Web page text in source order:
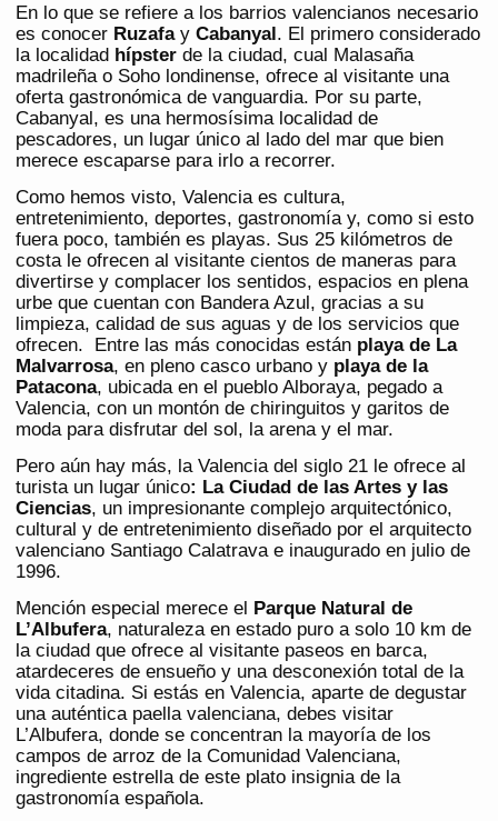
En lo que se refiere a los barrios valencianos necesario
es conocer Ruzafay Cabanyal. El primero considerado
la localidad hípster de la ciudad, cual Malasaña
madrileña o Soho londinense, ofrece al visitante una
oferta gastronómica de vanguardia. Por su parte,
Cabanyal, es una hermosísima localidad de
pescadores, un lugar único al lado del mar que bien
merece escaparse para irlo a recorrer.
Como hemos visto, Valencia es cultura,
entretenimiento, deportes, gastronomía y, como si esto
fuera poco, también es playas. Sus 25 kilómetros de
costa le ofrecen al visitante cientos de maneras para
divertirse y complacer los sentidos, espacios en plena
urbe que cuentan con Bandera Azul, gracias a su
limpieza, calidad de sus aguas y de los servicios que
ofrecen. Entre las más conocidas están playa de La
Malvarrosa, en pleno casco urbano y playa de la
Patacona, ubicada en el pueblo Alboraya, pegado a
Valencia, con un montón de chiringuitos y garitos de
moda para disfrutar del sol, la arena y el mar.
Pero aún hay más, la Valencia del siglo 21 le ofrece al
turista un lugar único: La Ciudad de las Artes y las
Ciencias, un impresionante complejo arquitectónico,
cultural y de entretenimiento diseñado por el arquitecto
valenciano Santiago Calatrava e inaugurado en julio de
1996.
Mención especial merece el Parque Natural de
L’Albufera, naturaleza en estado puro a solo 10 km de
la ciudad que ofrece al visitante paseos en barca,
atardeceres de ensueño y una desconexión total de la
vida citadina. Si estás en Valencia, aparte de degustar
una auténtica paella valenciana, debes visitar
L’Albufera, donde se concentran la mayoría de los
campos de arroz de la Comunidad Valenciana,
ingrediente estrella de este plato insignia de la
gastronomía española.